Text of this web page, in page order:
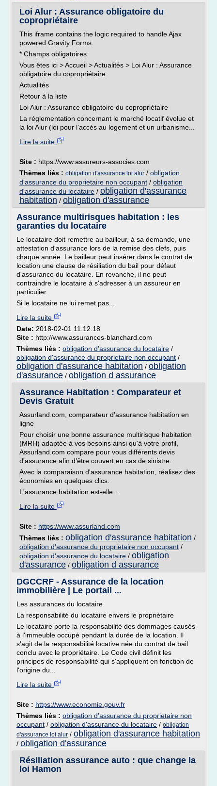
Loi Alur : Assurance obligatoire du
copropriétaire
This iframe contains the logic required to handle Ajax
powered Gravity Forms.
* Champs obligatoires
Vous êtes ici > Accueil > Actualités > Loi Alur : Assurance
obligatoire du copropriétaire
Actualités
Retour à la liste
Loi Alur : Assurance obligatoire du copropriétaire
La réglementation concernant le marché locatif évolue et
la loi Alur (loi pour l'accès au logement et un urbanisme...
Lire la suite
Site : https://www.assureurs-associes.com
Thèmes liés : obligation d'assurance loi alur / obligation
d'assurance du proprietaire non occupant / obligation
d'assurance du locataire / obligation d'assurance
habitation / obligation d'assurance
Assurance multirisques habitation : les
garanties du locataire
Le locataire doit remettre au bailleur, à sa demande, une
attestation d'assurance lors de la remise des clefs, puis
chaque année. Le bailleur peut insérer dans le contrat de
location une clause de résiliation du bail pour défaut
d'assurance du locataire. En revanche, il ne peut
contraindre le locataire à s'adresser à un assureur en
particulier.
Si le locataire ne lui remet pas...
Lire la suite
Date: 2018-02-01 11:12:18
Site : http://www.assurances-blanchard.com
Thèmes liés : obligation d'assurance du locataire /
obligation d'assurance du proprietaire non occupant /
obligation d'assurance habitation / obligation
d'assurance / obligation d assurance
Assurance Habitation : Comparateur et
Devis Gratuit
Assurland.com, comparateur d'assurance habitation en
ligne
Pour choisir une bonne assurance multirisque habitation
(MRH) adaptée à vos besoins ainsi qu'à votre profil,
Assurland.com compare pour vous différents devis
d'assurance afin d'être couvert en cas de sinistre.
Avec la comparaison d'assurance habitation, réalisez des
économies en quelques clics.
L'assurance habitation est-elle...
Lire la suite
Site : https://www.assurland.com
Thèmes liés : obligation d'assurance habitation /
obligation d'assurance du proprietaire non occupant /
obligation d'assurance du locataire / obligation
d'assurance / obligation d assurance
DGCCRF - Assurance de la location
immobilière | Le portail ...
Les assurances du locataire
La responsabilité du locataire envers le propriétaire
Le locataire porte la responsabilité des dommages causés
à l'immeuble occupé pendant la durée de la location. Il
s'agit de la responsabilité locative née du contrat de bail
conclu avec le propriétaire. Le Code civil définit les
principes de responsabilité qui s'appliquent en fonction de
l'origine du...
Lire la suite
Site : https://www.economie.gouv.fr
Thèmes liés : obligation d'assurance du proprietaire non
occupant / obligation d'assurance du locataire / obligation
d'assurance loi alur / obligation d'assurance habitation
/ obligation d'assurance
Résiliation assurance auto : que change la
loi Hamon